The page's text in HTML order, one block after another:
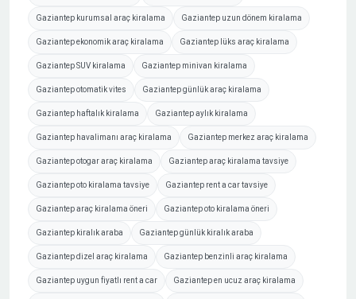
Gaziantep kurumsal araç kiralama Gaziantep uzun dönem kiralama
Gaziantep ekonomik araç kiralama Gaziantep lüks araç kiralama
Gaziantep SUV kiralama Gaziantep minivan kiralama
Gaziantep otomatik vites Gaziantep günlük araç kiralama
Gaziantep haftalık kiralama Gaziantep aylık kiralama
Gaziantep havalimanı araç kiralama Gaziantep merkez araç kiralama
Gaziantep otogar araç kiralama Gaziantep araç kiralama tavsiye
Gaziantep oto kiralama tavsiye Gaziantep rent a car tavsiye
Gaziantep araç kiralama öneri Gaziantep oto kiralama öneri
Gaziantep kiralık araba Gaziantep günlük kiralık araba
Gaziantep dizel araç kiralama Gaziantep benzinli araç kiralama
Gaziantep uygun fiyatlı rent a car Gaziantep en ucuz araç kiralama